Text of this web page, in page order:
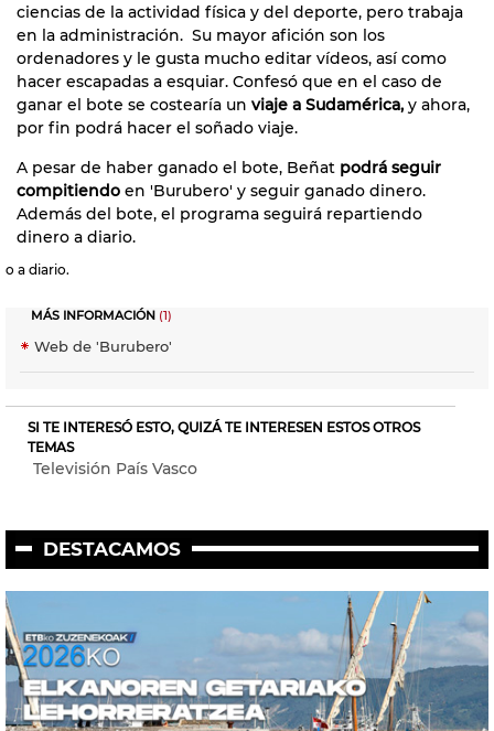
ciencias de la actividad física y del deporte, pero trabaja
en la administración. Su mayor afición son los
ordenadores y le gusta mucho editar vídeos, así como
hacer escapadas a esquiar. Confesó que en el caso de
ganar el bote se costearía un viaje a Sudamérica, y ahora,
por fin podrá hacer el soñado viaje.
A pesar de haber ganado el bote, Beñat podrá seguir
compitiendo en 'Burubero' y seguir ganado dinero.
Además del bote, el programa seguirá repartiendo
dinero a diario.
o a diario.
MÁS INFORMACIÓN (1)
Web de 'Burubero'
SI TE INTERESÓ ESTO, QUIZÁ TE INTERESEN ESTOS OTROS
TEMAS
Televisión País Vasco
DESTACAMOS